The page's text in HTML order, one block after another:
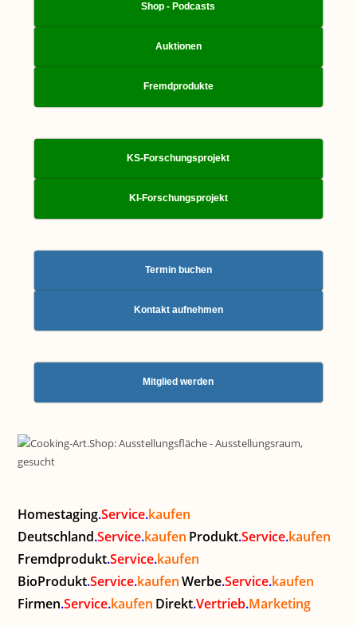
Shop - Podcasts
Auktionen
Fremdprodukte
KS-Forschungsprojekt
KI-Forschungsprojekt
Termin buchen
Kontakt aufnehmen
Mitglied werden
Homestaging.Service.kaufen
Deutschland.Service.kaufen Produkt.Service.kaufen
Fremdprodukt.Service.kaufen
BioProdukt.Service.kaufen Werbe.Service.kaufen
Firmen.Service.kaufen Direkt.Vertrieb.Marketing